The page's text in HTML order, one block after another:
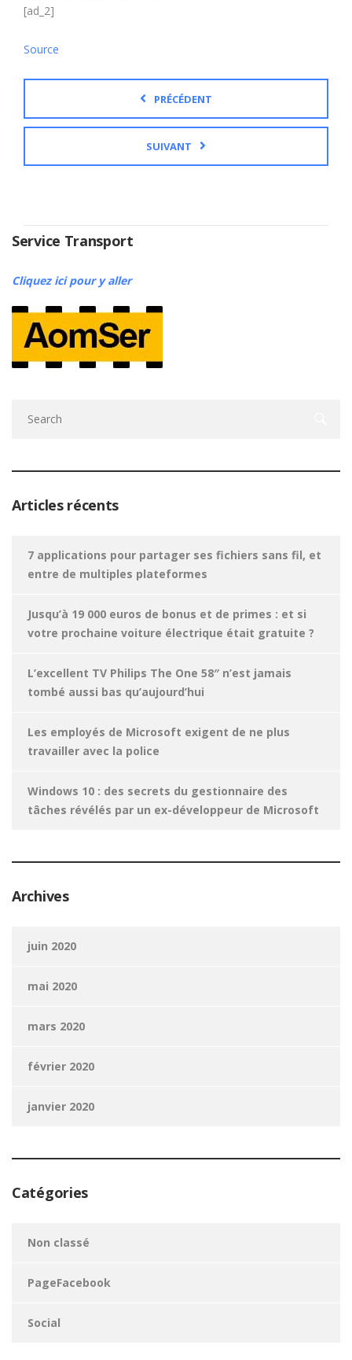
[ad_2]
Source
PRÉCÉDENT
SUIVANT
Service Transport
Cliquez ici pour y aller
Articles récents
7 applications pour partager ses fichiers sans fil, et
entre de multiples plateformes
Jusqu’à 19 000 euros de bonus et de primes : et si
votre prochaine voiture électrique était gratuite ?
L’excellent TV Philips The One 58″ n’est jamais
tombé aussi bas qu’aujourd’hui
Les employés de Microsoft exigent de ne plus
travailler avec la police
Windows 10 : des secrets du gestionnaire des
tâches révélés par un ex-développeur de Microsoft
Archives
juin 2020
mai 2020
mars 2020
février 2020
janvier 2020
Catégories
Non classé
PageFacebook
Social